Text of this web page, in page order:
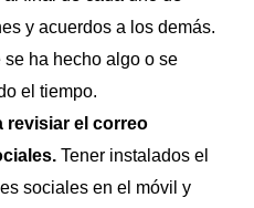
y acuerdos a los demás.
ha hecho algo o se
el tiempo.
revisiar el correo
Tener instalados el
sociales en el móvil y